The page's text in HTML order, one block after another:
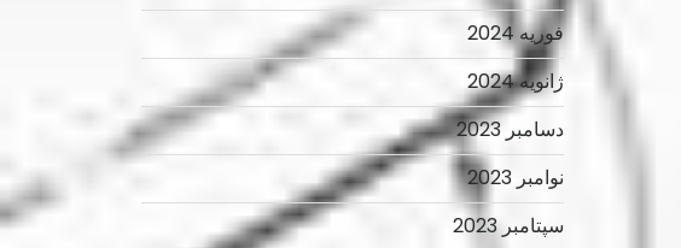
فوریه 2024
ژانویه 2024
دسامبر 2023
نوامبر 2023
سپتامبر 2023